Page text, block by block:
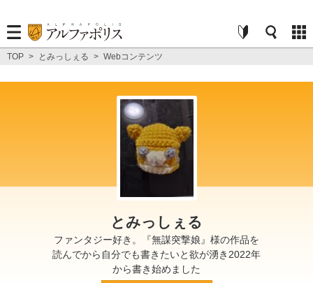
TOP > とみっしぇる > Webコンテンツ
とみっしぇる
ファンタジー好き。『無謀突撃娘』様の作品を
読んでから自分でも書きたいと欲が湧き2022年
から書き始めました